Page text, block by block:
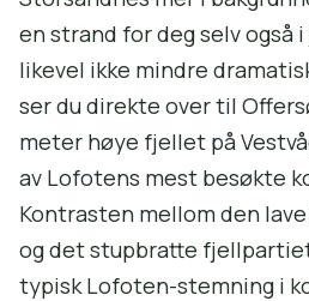
en strand for deg selv også
likevel ikke mindre
ser du direkte over til
meter høye fjellet på
av Lofotens mest besøkte
Kontrasten mellom den
og det stupbratte
typisk Lofoten-stemning i